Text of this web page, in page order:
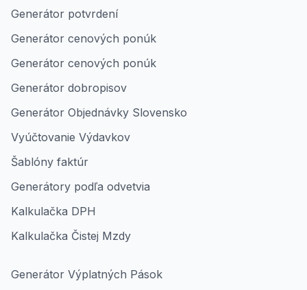
Generátor potvrdení
Generátor cenových ponúk
Generátor cenových ponúk
Generátor dobropisov
Generátor Objednávky Slovensko
Vyúčtovanie Výdavkov
Šablóny faktúr
Generátory podľa odvetvia
Kalkulačka DPH
Kalkulačka Čistej Mzdy
Generátor Výplatných Pások